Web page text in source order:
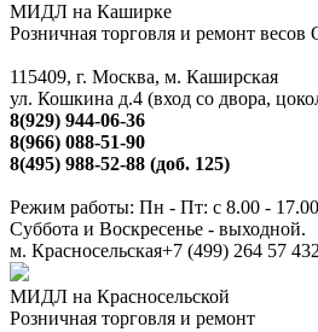
МИДЛ на Каширке
Розничная торговля и ремонт
115409, г. Москва, м. Каширская
ул. Кошкина д.4 (вход со двора,
8(929) 944-06-36
8(966) 088-51-90
8(495) 988-52-88 (доб. 125)
Режим работы: Пн - Пт: с 8.00 -
Суббота и Воскресенье - выходной.
м. Красносельская+7 (499) 264 57 43
МИДЛ на Красносельской
Розничная торговля и ремонт